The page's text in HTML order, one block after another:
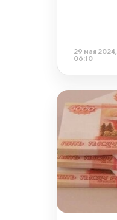
29 мая 2024,
06:10